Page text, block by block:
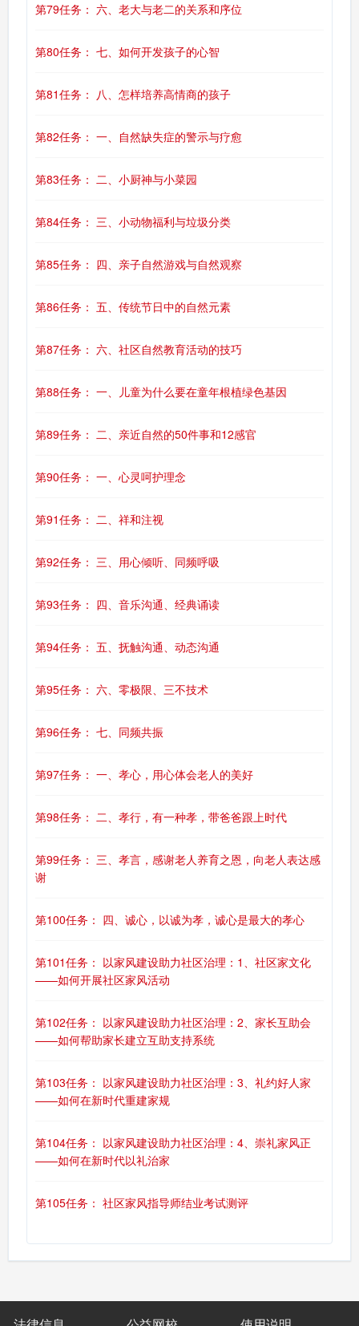
第79任务： 六、老大与老二的关系和序位
第80任务： 七、如何开发孩子的心智
第81任务： 八、怎样培养高情商的孩子
第82任务： 一、自然缺失症的警示与疗愈
第83任务： 二、小厨神与小菜园
第84任务： 三、小动物福利与垃圾分类
第85任务： 四、亲子自然游戏与自然观察
第86任务： 五、传统节日中的自然元素
第87任务： 六、社区自然教育活动的技巧
第88任务： 一、儿童为什么要在童年根植绿色基因
第89任务： 二、亲近自然的50件事和12感官
第90任务： 一、心灵呵护理念
第91任务： 二、祥和注视
第92任务： 三、用心倾听、同频呼吸
第93任务： 四、音乐沟通、经典诵读
第94任务： 五、抚触沟通、动态沟通
第95任务： 六、零极限、三不技术
第96任务： 七、同频共振
第97任务： 一、孝心，用心体会老人的美好
第98任务： 二、孝行，有一种孝，带爸爸跟上时代
第99任务： 三、孝言，感谢老人养育之恩，向老人表达感
谢
第100任务： 四、诚心，以诚为孝，诚心是最大的孝心
第101任务： 以家风建设助力社区治理：1、社区家文化
——如何开展社区家风活动
第102任务： 以家风建设助力社区治理：2、家长互助会
——如何帮助家长建立互助支持系统
第103任务： 以家风建设助力社区治理：3、礼约好人家
——如何在新时代重建家规
第104任务： 以家风建设助力社区治理：4、崇礼家风正
——如何在新时代以礼治家
第105任务： 社区家风指导师结业考试测评